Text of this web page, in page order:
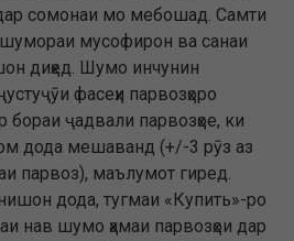
сомонаи мо мебошад. Самти
мусофирон ва санаи
диҳед. Шумо инчунин
фасеҳи парвозҳоро
ҷадвали парвозҳое, ки
дода мешаванд (+/-3 рӯз аз
парвоз), маълумот гиред.
дода, тугмаи «Купить»-ро
нав шумо ҳамаи парвозҳои дар